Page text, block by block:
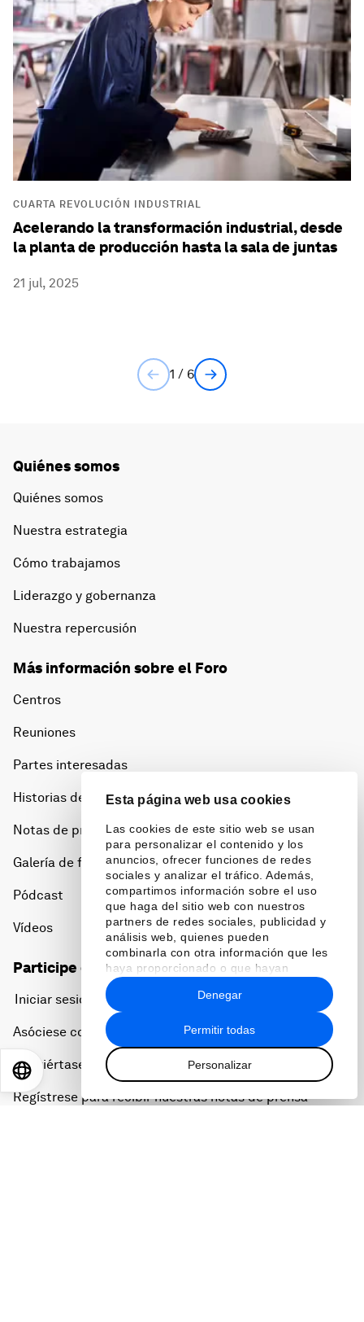
Esta página web usa cookies
Las cookies de este sitio web se usan
para personalizar el contenido y los
anuncios, ofrecer funciones de redes
sociales y analizar el tráfico. Además,
compartimos información sobre el uso
que haga del sitio web con nuestros
partners de redes sociales, publicidad y
análisis web, quienes pueden
combinarla con otra información que les
haya proporcionado o que hayan
recopilado a partir del uso que haya
hecho de sus servicios.
Permitir todas
Personalizar
Denegar
CUARTA REVOLUCIÓN INDUSTRIAL
Acelerando la transformación industrial, desde
la planta de producción hasta la sala de juntas
21 jul, 2025
1 / 6
Quiénes somos
Quiénes somos
Nuestra estrategia
Cómo trabajamos
Liderazgo y gobernanza
Nuestra repercusión
Más información sobre el Foro
Centros
Reuniones
Partes interesadas
Historias del Foro
Notas de prensa
Galería de fotos
Pódcast
Vídeos
Participe en el Foro
Iniciar sesión
Asóciese con nosotros
Conviértase en miembro
Regístrese para recibir nuestras notas de prensa
EN